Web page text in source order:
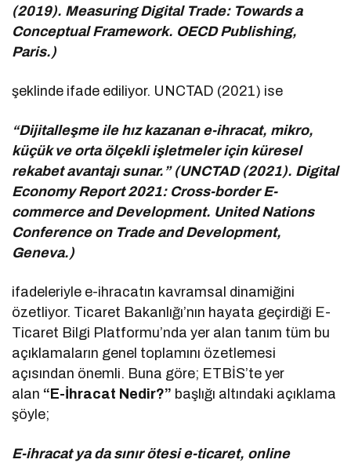
(2019). Measuring Digital Trade: Towards a
Conceptual Framework. OECD Publishing,
Paris.)
şeklinde ifade ediliyor. UNCTAD (2021) ise
“Dijitalleşme ile hız kazanan e-ihracat, mikro,
küçük ve orta ölçekli işletmeler için küresel
rekabet avantajı sunar.” (UNCTAD (2021). Digital
Economy Report 2021: Cross-border E-
commerce and Development. United Nations
Conference on Trade and Development,
Geneva.)
ifadeleriyle e-ihracatın kavramsal dinamiğini
özetliyor. Ticaret Bakanlığı’nın hayata geçirdiği E-
Ticaret Bilgi Platformu’nda yer alan tanım tüm bu
açıklamaların genel toplamını özetlemesi
açısından önemli. Buna göre; ETBİS’te yer
alan “E-İhracat Nedir?” başlığı altındaki açıklama
şöyle;
E-ihracat ya da sınır ötesi e-ticaret, online